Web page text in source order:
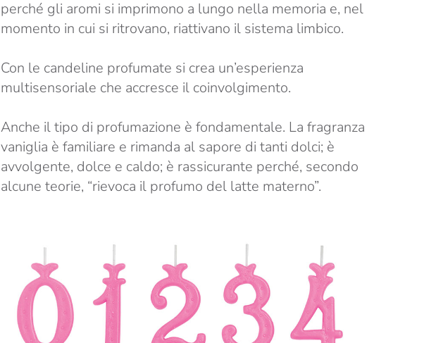
perché gli aromi si imprimono a lungo nella memoria e, nel
momento in cui si ritrovano, riattivano il sistema limbico.
Con le candeline profumate si crea un’esperienza
multisensoriale che accresce il coinvolgimento.
Anche il tipo di profumazione è fondamentale. La fragranza
vaniglia è familiare e rimanda al sapore di tanti dolci; è
avvolgente, dolce e caldo; è rassicurante perché, secondo
alcune teorie, “rievoca il profumo del latte materno”.